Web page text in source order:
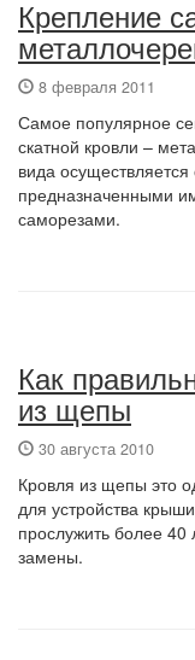
Крепление
8 февраля 2011
Самое популярное
скатной кровли –
вида
предназначенными
саморезами.
Как
из щепы
30 августа 2010
Кровля из щепы это
для устройства
прослужить более 40
замены.